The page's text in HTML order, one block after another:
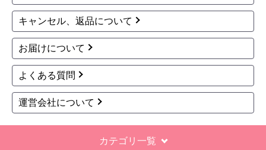
キャンセル、返品について
お届けについて
よくある質問
運営会社について
カテゴリ一覧